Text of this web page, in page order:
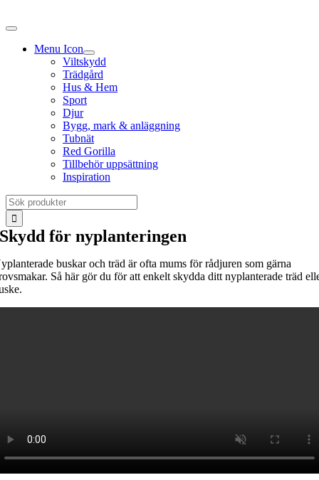
till
Menu Icon
Viltskydd
Trädgård
Hus & Hem
Sport
Djur
Bygg, mark & anläggning
Tubnät
Red Gorilla
Tillbehör uppsättning
Inspiration
Sök
efter:
Skydd för nyplanteringen
buskar och träd är ofta mums för rådjuren som gärna
Så här gör du för att enkelt skydda ditt nyplanterade träd